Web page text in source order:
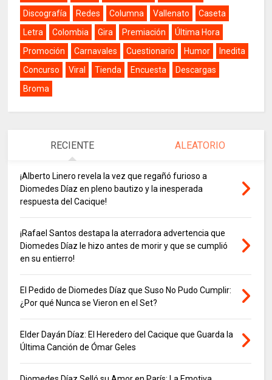
Discografía
Redes Columna Vallenato
Caseta
Letra
Colombia Gira Premiación
Última Hora
Promoción
Carnavales Cuestionario Humor
Inedita
Concurso
Viral Tienda Encuesta
Descargas
Broma
RECIENTE ALEATORIO
¡Alberto Linero revela la vez que regañó furioso a
Diomedes Díaz en pleno bautizo y la inesperada
respuesta del Cacique!
¡Rafael Santos destapa la aterradora advertencia que
Diomedes Díaz le hizo antes de morir y que se cumplió
en su entierro!
El Pedido de Diomedes Díaz que Suso No Pudo Cumplir:
¿Por qué Nunca se Vieron en el Set?
Elder Dayán Díaz: El Heredero del Cacique que Guarda la
Última Canción de Ómar Geles